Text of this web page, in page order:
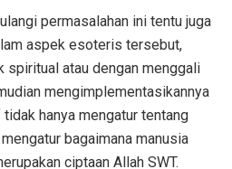
permasalahan ini tentu juga
aspek esoteris tersebut,
spiritual atau dengan menggali
mengimplementasikannya
hanya mengatur tentang
bagaimana manusia
ciptaan Allah SWT.